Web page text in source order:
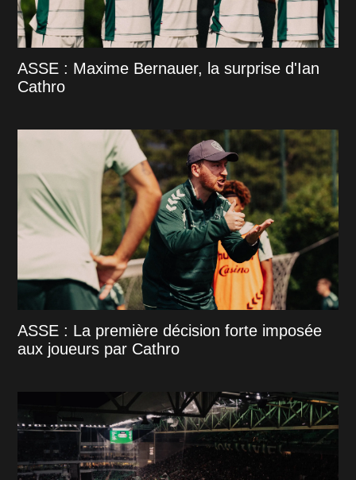
ASSE : Maxime Bernauer, la surprise d'Ian
Cathro
ASSE : La première décision forte imposée
aux joueurs par Cathro